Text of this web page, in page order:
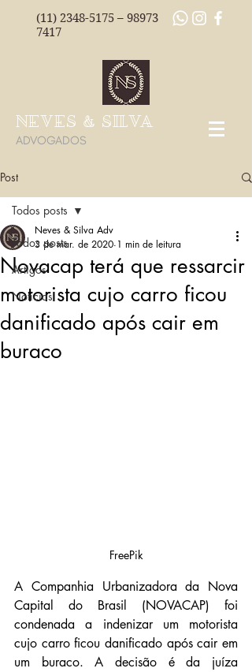
(11) 2348-5175 – 98973
7417
NEVES & SILVA
ADVOGADOS
Post
Todos posts
Artigos
Notícias
Todos posts
Novacap terá que ressarcir
motorista cujo carro ficou
danificado após cair em
buraco
Neves & Silva Adv
3 de mar. de 2020 1 min de leitura
FreePik
A Companhia Urbanizadora da Nova
Capital do Brasil (NOVACAP) foi
condenada a indenizar um motorista
cujo carro ficou danificado após cair em
um buraco. A decisão é da juíza